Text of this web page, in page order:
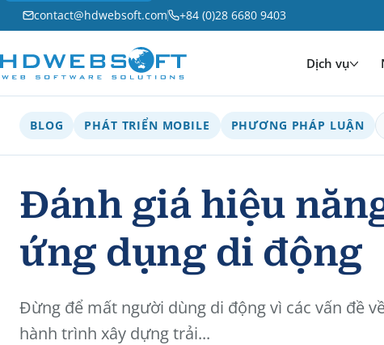
contact@hdwebsoft.com +84 (0)28 6680 9403
Dịch vụ
BLOG PHÁT TRIỂN MOBILE PHƯƠNG PHÁP LUẬN
Đánh giá hiệu
ứng dụng di động
Đừng để mất người dùng di động vì các vấn đề
hành trình xây dựng trải...